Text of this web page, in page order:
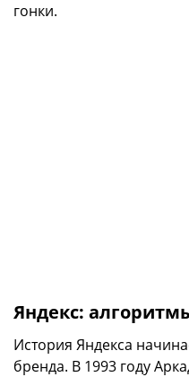
гонки.
Яндекс:
История Яндекса
бренда. В 1993 году